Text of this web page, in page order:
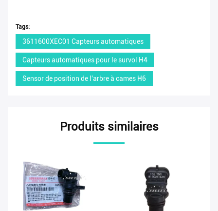
Tags:
3611600XEC01 Capteurs automatiques
Capteurs automatiques pour le survol H4
Sensor de position de l'arbre à cames H6
Produits similaires